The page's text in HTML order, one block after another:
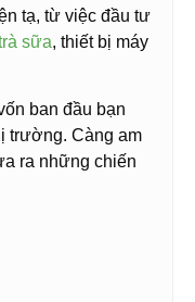
tạ, từ việc đầu tư
sữa, thiết bị máy
ban đầu bạn
trường. Càng am
ra những chiến